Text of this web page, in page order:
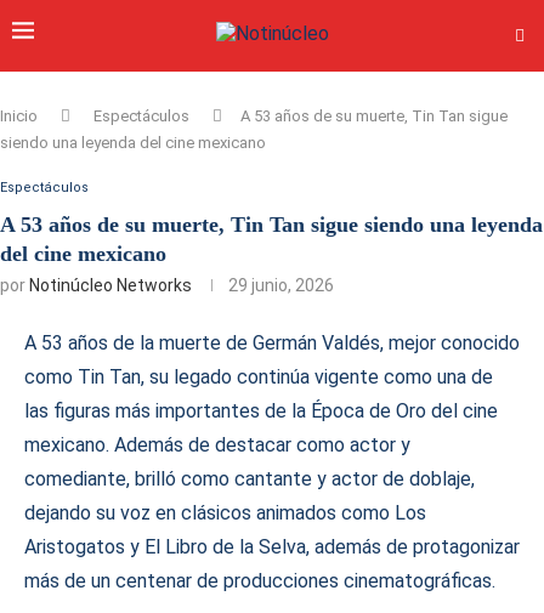
Inicio Espectáculos
A 53 años de su muerte, Tin Tan sigue
siendo una leyenda del cine mexicano
Espectáculos
A 53 años de su muerte, Tin Tan sigue siendo una leyenda
del cine mexicano
por Notinúcleo Networks 29 junio, 2026
A 53 años de la muerte de Germán Valdés, mejor conocido
como Tin Tan, su legado continúa vigente como una de
las figuras más importantes de la Época de Oro del cine
mexicano. Además de destacar como actor y
comediante, brilló como cantante y actor de doblaje,
dejando su voz en clásicos animados como Los
Aristogatos y El Libro de la Selva, además de protagonizar
más de un centenar de producciones cinematográficas.